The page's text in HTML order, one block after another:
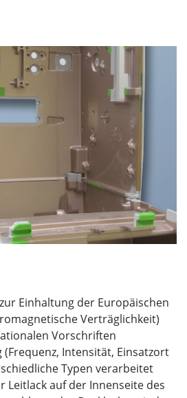
Einhaltung der Europäischen
Verträglichkeit)
Vorschriften
(Frequenz, Intensität, Einsatzort
Typen verarbeitet
Leitlack auf der Innenseite des